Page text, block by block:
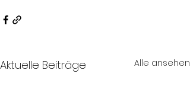
Aktuelle Beiträge Alle ansehen